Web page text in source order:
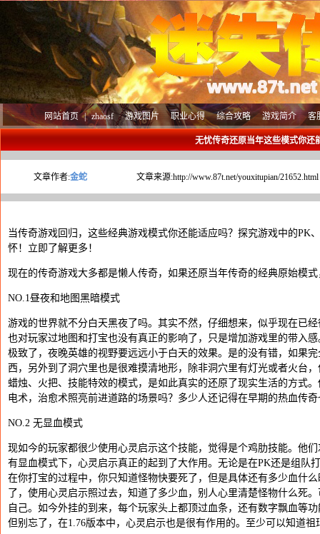
客
游戏简介
综合攻略
职业心得
游戏图片
zhaosf
网站首页 |
无忧传奇还原当年这些模式你还
文章作者:金蛇 文章来源:http://www.87t.net/youxitupian/21652.html
当传奇游戏回归，这些经典游戏模式你还能适应吗？探究游戏中的PK
怀！立即了解更多！
现在的传奇游戏大多都是懒人传奇，如果还原当年传奇的经典原始模
NO.1昼夜和地图黑暗模式
游戏的世界就不分白天黑夜了吗。其实不然，仔细想来，似乎现在已
也对玩家过地图和打宝也没有真正的影响了，只是增加游戏里的带入
极致了，夜晚英雄的视野要远远小于白天的效果。是的没有错，如果
西，另外到了洞穴里也是很难摸清地形，除非洞穴里有灯光或者火台
蜡烛、火把、技能特效的模式，是如此真实的还原了现实生活的方式
电术，治愈术照亮前进道路的场景吗？多少人还记得在早期的热血传
NO.2 无显血模式
现如今的玩家都很少使用心灵启示这个技能，觉得是个鸡肋技能。他
有显血模式下，心灵启示真正的起到了大作用。无论是在PK还是组队
在你打宝的过程中，你只知道怪物快要死了，但是具体还有多少血什
了，使用心灵启示照过去，知道了多少血，别人心里清楚怪物什么死
自己。如今外挂的到来，每个玩家头上都顶过血条，还有数字飘血等
但别忘了，在1.76版本中，心灵启示也是很有作用的。至少可以知道祖